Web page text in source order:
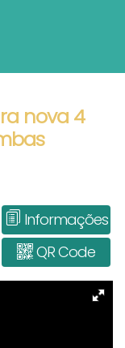
nova 4
Informações
QR Code